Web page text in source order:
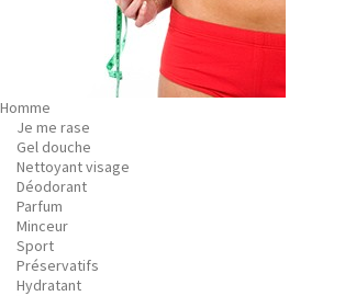
Homme
Je me rase
Gel douche
Nettoyant visage
Déodorant
Parfum
Minceur
Sport
Préservatifs
Hydratant